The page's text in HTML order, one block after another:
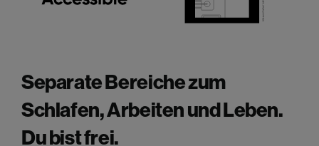
Separate Bereiche zum
Schlafen, Arbeiten und Leben.
Du bist frei.